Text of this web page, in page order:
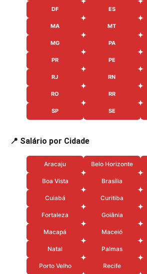
DF ES
MA MT
MG PA
PR PE
RJ RN
RO RR
SP SE
📍 Salário por Cidade
Aracaju Belo Horizonte
Boa Vista Brasília
Cuiabá Curitiba
Fortaleza Goiânia
Macapá Maceió
Natal Palmas
Porto Velho Recife